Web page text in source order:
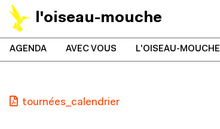
l'oiseau-mouche
AGENDA AVEC VOUS L'OISEAU-MOUCHE
tournées_calendrier